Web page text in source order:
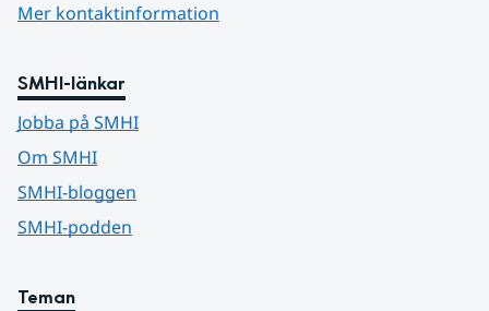
Mer kontaktinformation
SMHI-länkar
Jobba på SMHI
Om SMHI
SMHI-bloggen
SMHI-podden
Teman